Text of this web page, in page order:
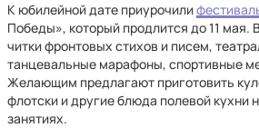
К юбилейной дате приурочили
Победы», который продлится до 11 мая.
читки фронтовых стихов и писем,
танцевальные марафоны, спортивные
Желающим предлагают приготовить
флотски и другие блюда полевой кухни
занятиях.